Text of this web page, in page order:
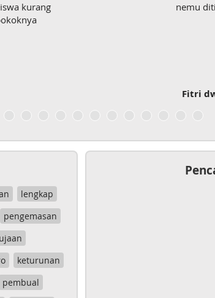
kurang
nemu
Fitri
lengkap
pengemasan
keturunan
pembual